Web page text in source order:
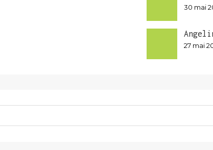
30 mai
27 mai